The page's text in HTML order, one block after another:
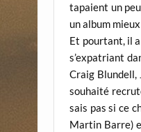
tapaient un
un album
Et pourtant, il
s’expatriant
Craig Blundell,
souhaité
sais pas si ce
Martin Barre)